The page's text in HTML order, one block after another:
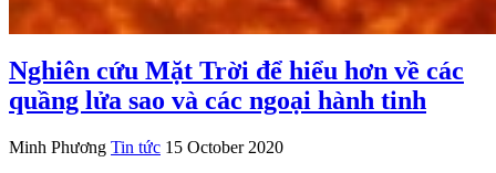
Nghiên cứu Mặt Trời để hiểu hơn về các
quầng lửa sao và các ngoại hành tinh
Minh Phương Tin tức 15 October 2020